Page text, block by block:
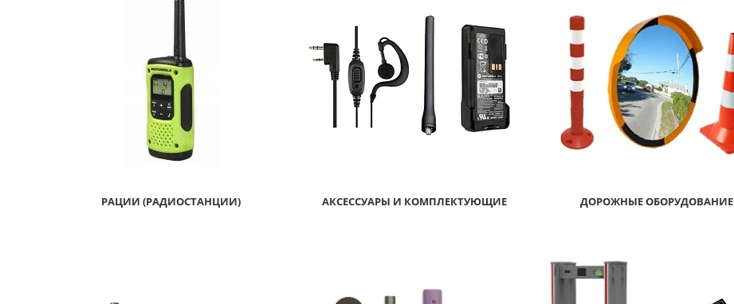
РАЦИИ (РАДИОСТАНЦИИ) АКСЕССУАРЫ И КОМПЛЕКТУЮЩИЕ ДОРОЖНЫЕ ОБОРУДОВАНИЕ